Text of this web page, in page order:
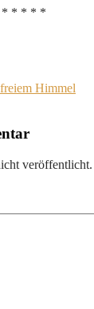
* * * * *
Himmel
veröffentlicht.